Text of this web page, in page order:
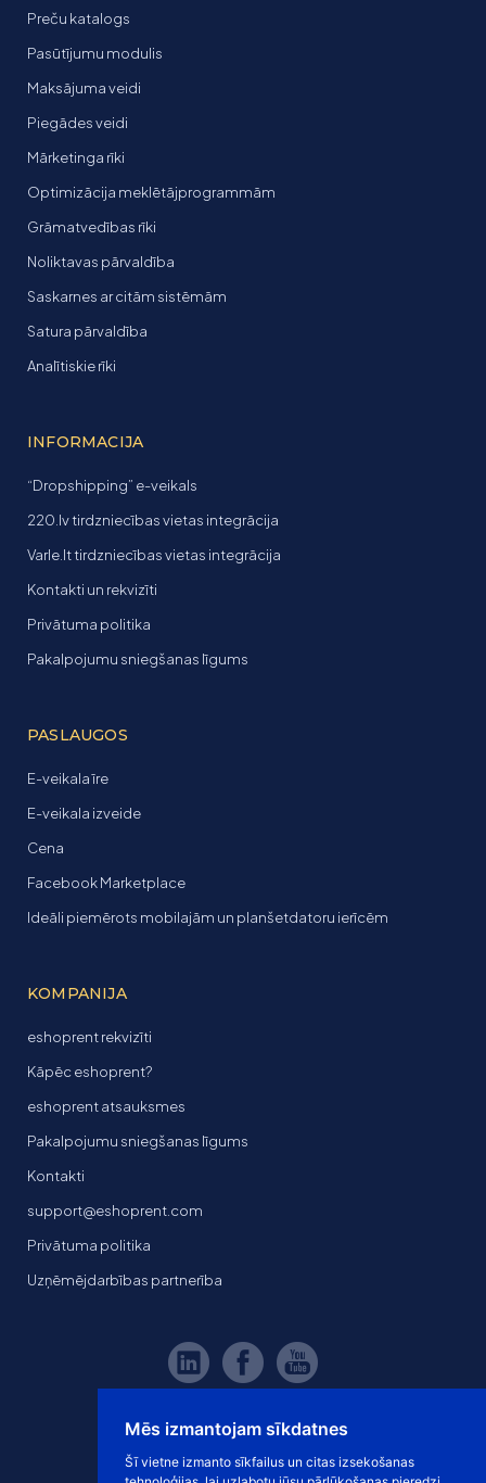
Mēs izmantojam sīkdatnes
Šī vietne izmanto sīkfailus un citas izsekošanas
Preču katalogs
Pasūtījumu modulis
Maksājuma veidi
Piegādes veidi
Mārketinga rīki
Optimizācija meklētājprogrammām
Grāmatvedības rīki
Noliktavas pārvaldība
Saskarnes ar citām sistēmām
Satura pārvaldība
Analītiskie rīki
INFORMACIJA
“Dropshipping” e-veikals
220.lv tirdzniecības vietas integrācija
Varle.lt tirdzniecības vietas integrācija
Kontakti un rekvizīti
Privātuma politika
Pakalpojumu sniegšanas līgums
PASLAUGOS
E-veikala īre
E-veikala izveide
Cena
Facebook Marketplace
Ideāli piemērots mobilajām un planšetdatoru ierīcēm
KOMPANIJA
eshoprent rekvizīti
Kāpēc eshoprent?
eshoprent atsauksmes
Pakalpojumu sniegšanas līgums
Kontakti
support@eshoprent.com
Privātuma politika
Uzņēmējdarbības partnerība